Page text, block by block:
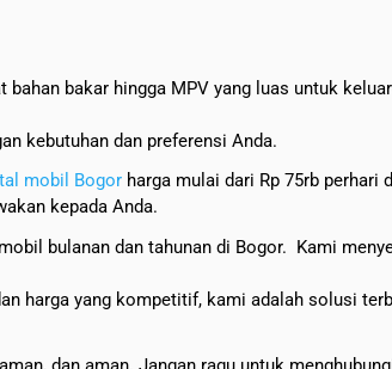
bakar hingga MPV yang luas untuk
kebutuhan dan preferensi Anda.
mobil Bogor harga mulai dari Rp 75rb perhari
kepada Anda.
bulanan dan tahunan di Bogor. Kami
harga yang kompetitif, kami adalah solusi